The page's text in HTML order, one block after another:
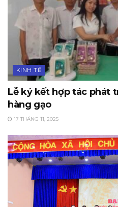
KINH TẾ
Lễ ký kết hợp tác phát
hàng gạo
17 THÁNG 11, 2025